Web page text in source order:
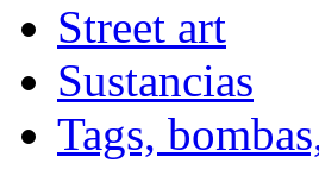
Street art
Sustancias
Tags,